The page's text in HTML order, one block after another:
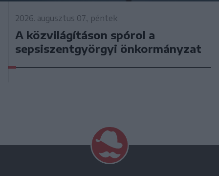
2026. augusztus 07., péntek
A közvilágításon spórol a
sepsiszentgyörgyi önkormányzat